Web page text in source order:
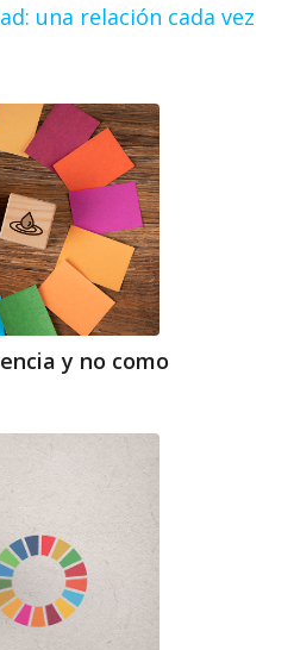
una relación cada vez
y no como